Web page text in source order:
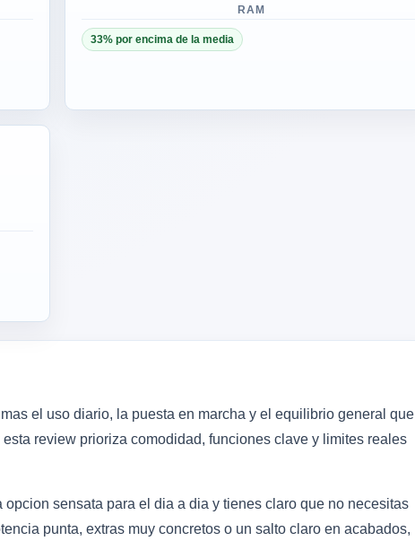
RAM
33% por encima de la media
el uso diario, la puesta en marcha y el equilibrio general que
review prioriza comodidad, funciones clave y limites reales
sensata para el dia a dia y tienes claro que no necesitas
punta, extras muy concretos o un salto claro en acabados,